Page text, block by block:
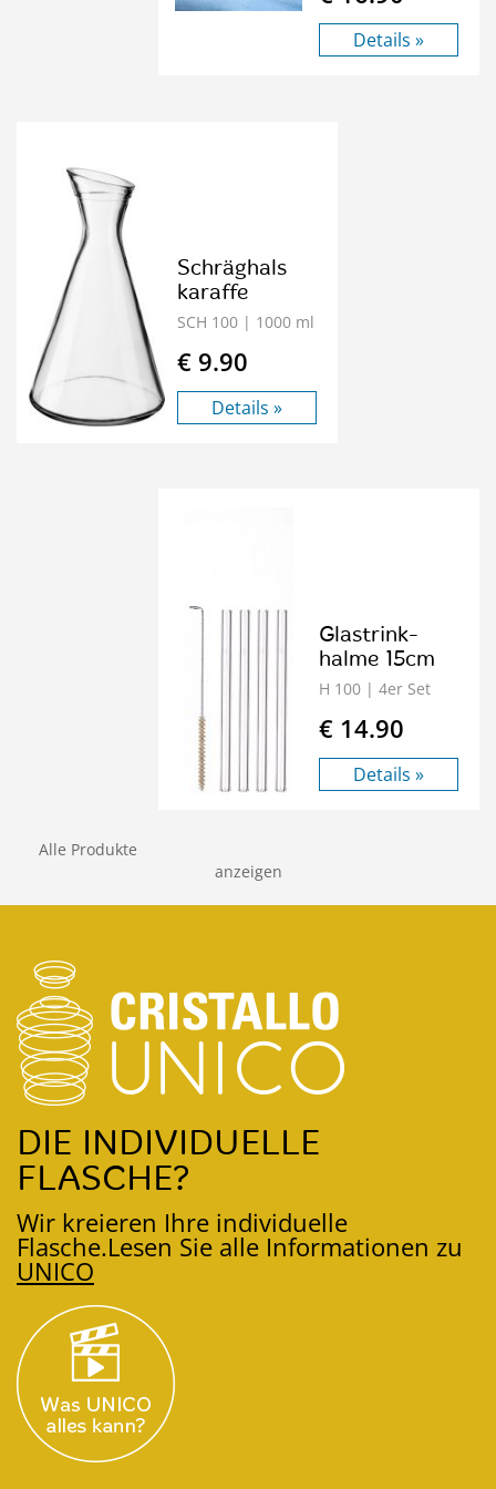
Details »
Schräghals
karaffe
SCH 100 | 1000 ml
€ 9.90
Details »
Glastrink­
halme 15cm
H 100 | 4er Set
€ 14.90
Details »
Alle Produkte
anzeigen
DIE INDIVIDUELLE
FLASCHE?
Wir kreieren Ihre individuelle
Flasche.Lesen Sie alle Informationen zu
UNICO